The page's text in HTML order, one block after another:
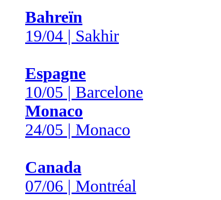
Bahreïn
19/04 | Sakhir
Espagne
10/05 | Barcelone
Monaco
24/05 | Monaco
Canada
07/06 | Montréal